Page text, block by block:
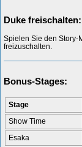
Duke freischalten:
Spielen Sie den Story-
freizuschalten.
Bonus-Stages:
Stage
Show Time
Esaka